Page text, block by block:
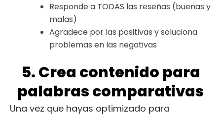
Responde a TODAS las reseñas (buenas y
malas)
Agradece por las positivas y soluciona
problemas en las negativas
5. Crea contenido para
palabras comparativas
Una vez que hayas optimizado para